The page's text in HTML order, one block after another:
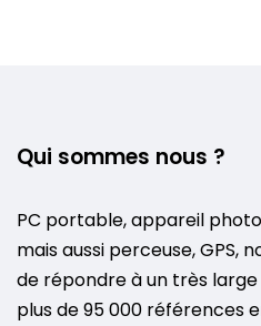
Qui sommes nous ?
PC portable, appareil
mais aussi perceuse, GPS,
de répondre à un très
plus de 95 000 références